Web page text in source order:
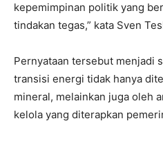
kepemimpinan politik yang
tindakan tegas,” kata Sven
Pernyataan tersebut menjadi
transisi energi tidak hanya
mineral, melainkan juga oleh
kelola yang diterapkan